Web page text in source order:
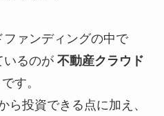
ァンディングの中で
いるのが 不動産クラウド
す。
ら投資できる点に加え、